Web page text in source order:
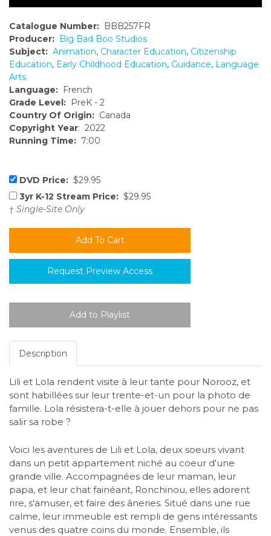
Catalogue Number: BBB257FR
Producer: Big Bad Boo Studios
Subject: Animation, Character Education, Citizenship
Education, Early Childhood Education, Guidance, Language
Arts
Language: French
Grade Level: PreK - 2
Country Of Origin: Canada
Copyright Year: 2022
Running Time: 7:00
DVD Price: $29.95
3yr K-12 Stream Price: $29.95
† Single-Site Only
Request Preview Access
Description
Lili et Lola rendent visite à leur tante pour Norooz, et
sont habillées sur leur trente-et-un pour la photo de
famille. Lola résistera-t-elle à jouer dehors pour ne pas
salir sa robe ?
Voici les aventures de Lili et Lola, deux soeurs vivant
dans un petit appartement niché au coeur d'une
grande ville. Accompagnées de leur maman, leur
papa, et leur chat fainéant, Ronchinou, elles adorent
rire, s'amuser, et faire des âneries. Situé dans une rue
calme, leur immeuble est rempli de gens intéressants
venus des quatre coins du monde. Ensemble, ils